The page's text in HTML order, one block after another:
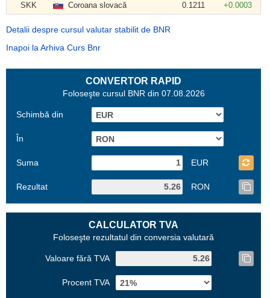
SKK
Coroana slovacă 0.1211 +0.0003
Detalii despre cursul valutar stabilit de BNR
Inapoi la Arhiva Curs Bnr
CONVERTOR RAPID
Foloseşte cursul BNR din 07.08.2026
Schimbă din
În
Suma EUR
Rezultat RON
CALCULATOR TVA
Foloseşte rezultatul din conversia valutară
Valoare fără TVA
Procent TVA